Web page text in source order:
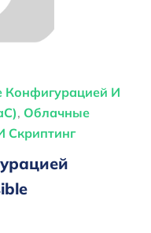
Конфигурацией И
, Облачные
Скриптинг